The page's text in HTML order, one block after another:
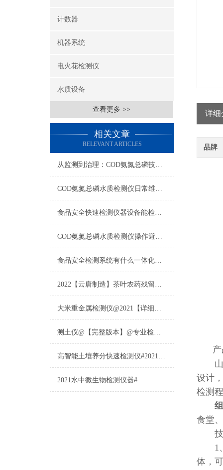
计数器
机器系统
电火花检测仪
水质设备
查看更多 >>
相关文章
RELEVANT ARTICLES
从监测到治理：COD氨氮总磷技术的双领域实战解析
COD氨氮总磷水质检测仪日常维护与试剂管理，降低故障率就靠这几招
食品安全快速检测仪器设备能检什么？一张表说清适用范围
COD氨氮总磷水质检测仪操作避坑指南：这几个步骤直接影响数据准确性
食品安全检测系统有什么一体化配置·2023仪器仪表推荐·山东云唐
2022【云唐制造】茶叶农药残留检测仪多少钱一台@山东云唐仪器仪表制造
大米重金属检测仪@2021【详细版本】@专业检测大米重金属仪器仪表
测土仪@【完整版本】@专业检测土壤的仪器仪表
高智能土壤养分快速检测仪#2021【土壤养分检测专用仪器仪表】
2021水中微生物检测仪器#
详细
品牌
山
设计
检测
食堂
技
1、
体，